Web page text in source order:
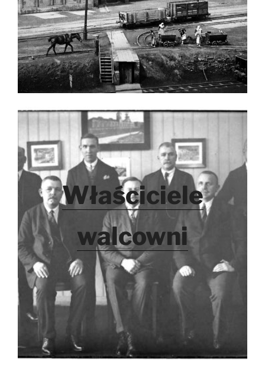
Właściciele
walcowni